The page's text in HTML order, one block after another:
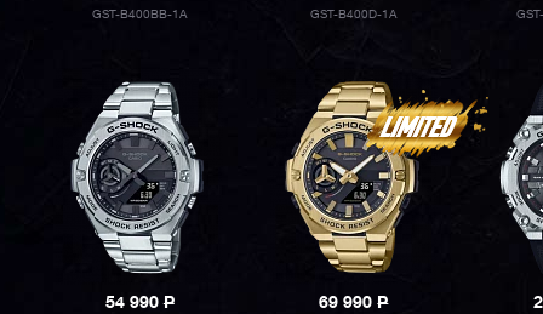
GST-B400BB-1A GST-B400D-1A
54 990P 69 990P